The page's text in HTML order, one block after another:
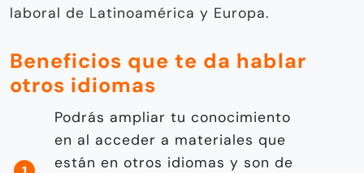
laboral de Latinoamérica y Europa.
Beneficios que te da hablar
otros idiomas
Podrás ampliar tu conocimiento
en al acceder a materiales que
están en otros idiomas y son de